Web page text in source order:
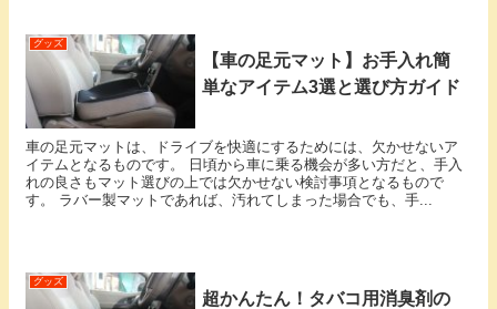
グッズ
【車の足元マット】お手入れ簡
単なアイテム3選と選び方ガイド
車の足元マットは、ドライブを快適にするためには、欠かせないア
イテムとなるものです。 日頃から車に乗る機会が多い方だと、手入
れの良さもマット選びの上では欠かせない検討事項となるもので
す。 ラバー製マットであれば、汚れてしまった場合でも、手...
グッズ
超かんたん！タバコ用消臭剤の